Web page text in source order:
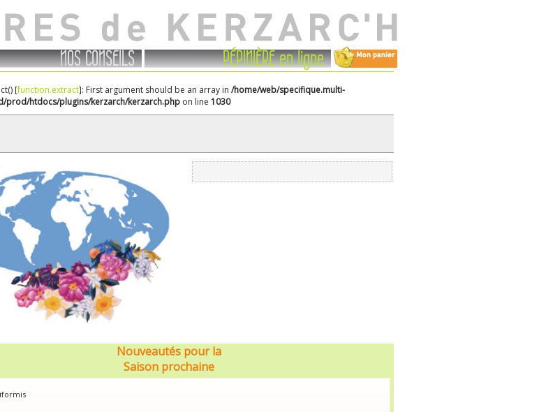
NOS CONSEILS PÉPINIÈRE en ligne
[function.extract]: First argument should be an array in /home/web/specifique.multi-
prod/htdocs/plugins/kerzarch/kerzarch.php on line 1030
Nouveautés pour la
Saison prochaine